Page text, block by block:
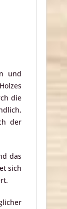
und
die
der
das
sich